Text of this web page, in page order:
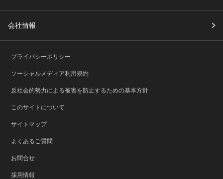
会社情報
プライバシーポリシー
ソーシャルメディア利用規約
反社会的勢力による被害を防止するための基本方針
このサイトについて
サイトマップ
よくあるご質問
お問合せ
採用情報